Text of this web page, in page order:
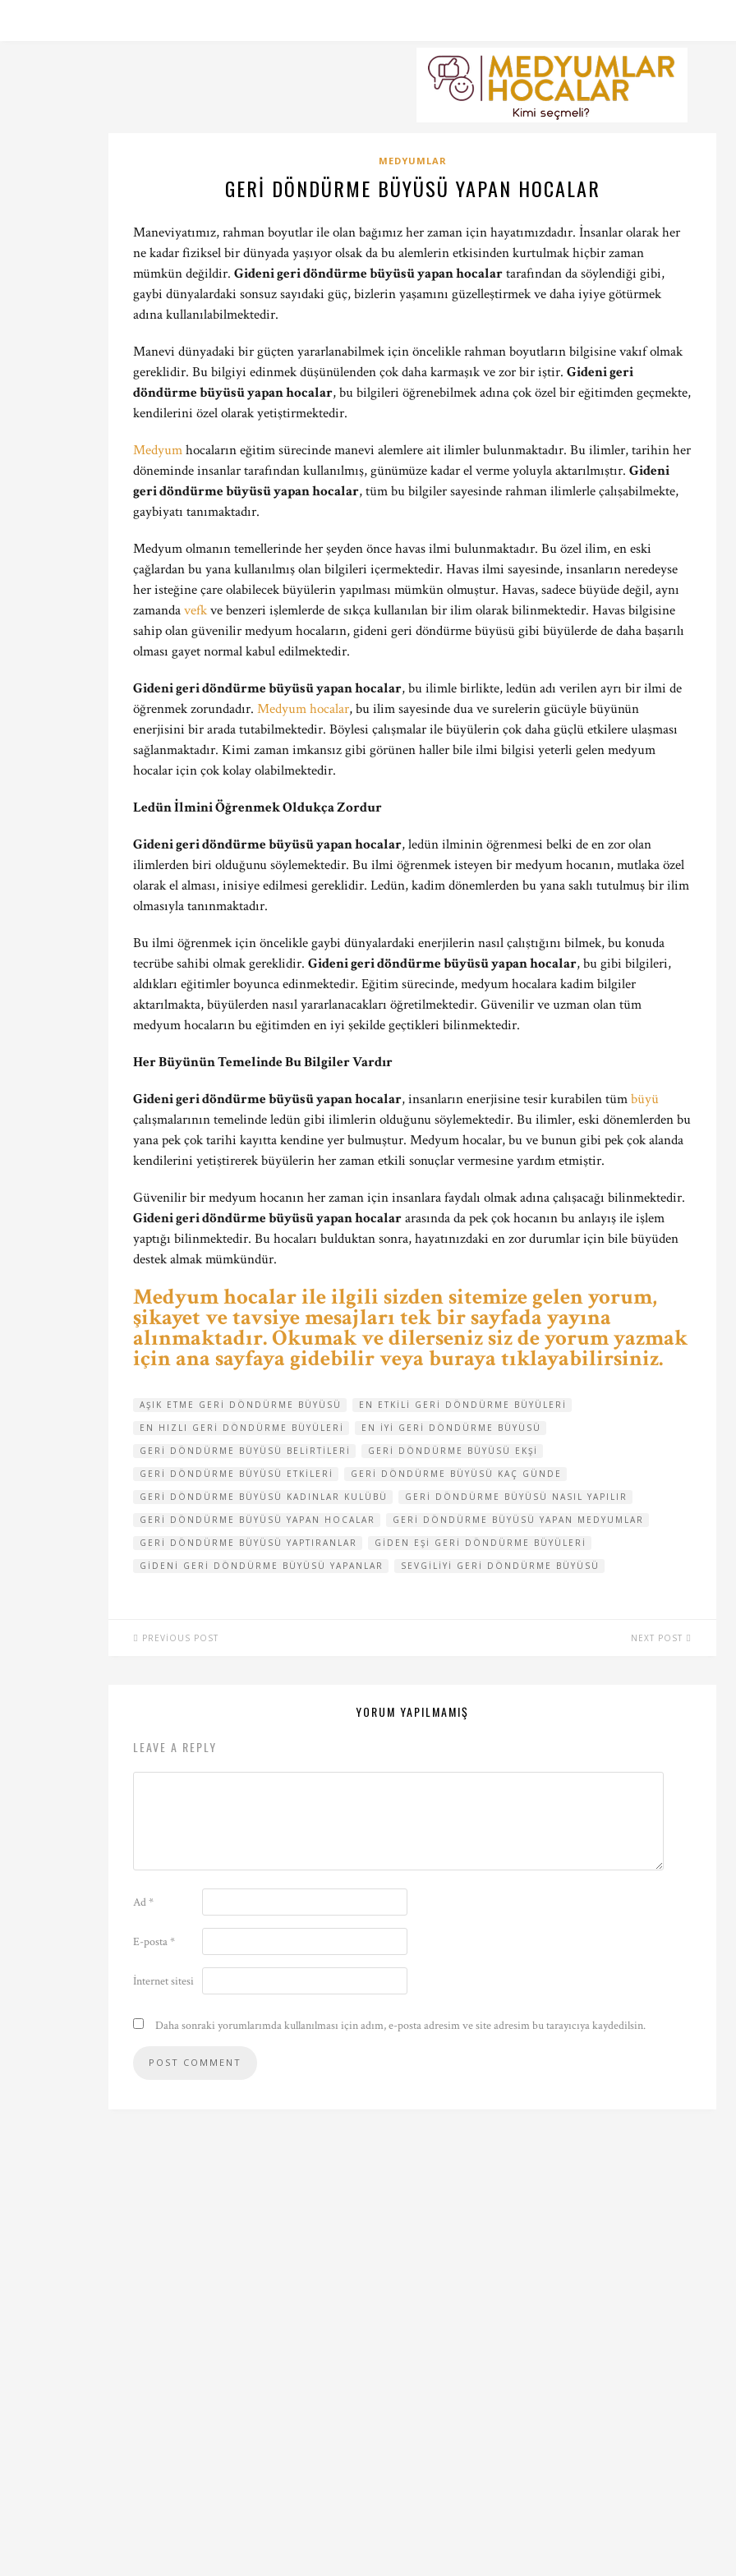
MEDYUMLAR
GERI DÖNDÜRME BÜYÜSÜ YAPAN HOCALAR
Maneviyatımız, rahman boyutlar ile olan bağımız her zaman için hayatımızdadır. İnsanlar olarak her
ne kadar fiziksel bir dünyada yaşıyor olsak da bu alemlerin etkisinden kurtulmak hiçbir zaman
mümkün değildir. Gideni geri döndürme büyüsü yapan hocalartarafından da söylendiği gibi,
gaybi dünyalardaki sonsuz sayıdaki güç, bizlerin yaşamını güzelleştirmek ve daha iyiye götürmek
adına kullanılabilmektedir.
Manevi dünyadaki bir güçten yararlanabilmek için öncelikle rahman boyutların bilgisine vakıf olmak
gereklidir. Bu bilgiyi edinmek düşünülenden çok daha karmaşık ve zor bir iştir. Gideni geri
döndürme büyüsü yapan hocalar, bu bilgileri öğrenebilmek adına çok özel bir eğitimden geçmekte,
kendilerini özel olarak yetiştirmektedir.
Medyumhocaların eğitim sürecinde manevi alemlere ait ilimler bulunmaktadır. Bu ilimler, tarihin her
döneminde insanlar tarafından kullanılmış, günümüze kadar el verme yoluyla aktarılmıştır. Gideni
geri döndürme büyüsü yapan hocalar, tüm bu bilgiler sayesinde rahman ilimlerle çalışabilmekte,
gaybiyatı tanımaktadır.
Medyum olmanın temellerinde her şeyden önce havas ilmi bulunmaktadır. Bu özel ilim, en eski
çağlardan bu yana kullanılmış olan bilgileri içermektedir. Havas ilmi sayesinde, insanların neredeyse
her isteğine çare olabilecek büyülerin yapılması mümkün olmuştur. Havas, sadece büyüde değil, aynı
zamandavefkve benzeri işlemlerde de sıkça kullanılan bir ilim olarak bilinmektedir. Havas bilgisine
sahip olan güvenilir medyum hocaların, gideni geri döndürme büyüsü gibi büyülerde de daha başarılı
olması gayet normal kabul edilmektedir.
Gideni geri döndürme büyüsü yapan hocalar, bu ilimle birlikte, ledün adı verilen ayrı bir ilmi de
öğrenmek zorundadır. Medyum hocalar, bu ilim sayesinde dua ve surelerin gücüyle büyünün
enerjisini bir arada tutabilmektedir. Böylesi çalışmalar ile büyülerin çok daha güçlü etkilere ulaşması
sağlanmaktadır. Kimi zaman imkansız gibi görünen haller bile ilmi bilgisi yeterli gelen medyum
hocalar için çok kolay olabilmektedir.
Ledün İlmini Öğrenmek Oldukça Zordur
Gideni geri döndürme büyüsü yapan hocalar, ledün ilminin öğrenmesi belki de en zor olan
ilimlerden biri olduğunu söylemektedir. Bu ilmi öğrenmek isteyen bir medyum hocanın, mutlaka özel
olarak el alması, inisiye edilmesi gereklidir. Ledün, kadim dönemlerden bu yana saklı tutulmuş bir ilim
olmasıyla tanınmaktadır.
Bu ilmi öğrenmek için öncelikle gaybi dünyalardaki enerjilerin nasıl çalıştığını bilmek, bu konuda
tecrübe sahibi olmak gereklidir. Gideni geri döndürme büyüsü yapan hocalar, bu gibi bilgileri,
aldıkları eğitimler boyunca edinmektedir. Eğitim sürecinde, medyum hocalara kadim bilgiler
aktarılmakta, büyülerden nasıl yararlanacakları öğretilmektedir. Güvenilir ve uzman olan tüm
medyum hocaların bu eğitimden en iyi şekilde geçtikleri bilinmektedir.
Her Büyünün Temelinde Bu Bilgiler Vardır
Gideni geri döndürme büyüsü yapan hocalar, insanların enerjisine tesir kurabilen tümbüyü
çalışmalarının temelinde ledün gibi ilimlerin olduğunu söylemektedir. Bu ilimler, eski dönemlerden bu
yana pek çok tarihi kayıtta kendine yer bulmuştur. Medyum hocalar, bu ve bunun gibi pek çok alanda
kendilerini yetiştirerek büyülerin her zaman etkili sonuçlar vermesine yardım etmiştir.
Güvenilir bir medyum hocanın her zaman için insanlara faydalı olmak adına çalışacağı bilinmektedir.
Gideni geri döndürme büyüsü yapan hocalararasında da pek çok hocanın bu anlayış ile işlem
yaptığı bilinmektedir. Bu hocaları bulduktan sonra, hayatınızdaki en zor durumlar için bile büyüden
destek almak mümkündür.
Medyum hocalar ile ilgili sizden sitemize gelen yorum,
şikayet ve tavsiye mesajları tek bir sayfada yayına
alınmaktadır. Okumak ve dilerseniz siz de yorum yazmak
için ana sayfaya gidebilir veya buraya tıklayabilirsiniz.
AŞIK ETME GERI DÖNDÜRME BÜYÜSÜ
EN ETKILI GERI DÖNDÜRME BÜYÜLERI
EN HIZLI GERI DÖNDÜRME BÜYÜLERI
EN IYI GERI DÖNDÜRME BÜYÜSÜ
GERI DÖNDÜRME BÜYÜSÜ BELIRTILERI
GERI DÖNDÜRME BÜYÜSÜ EKŞI
GERI DÖNDÜRME BÜYÜSÜ ETKILERI
GERI DÖNDÜRME BÜYÜSÜ KAÇ GÜNDE
GERI DÖNDÜRME BÜYÜSÜ KADINLAR KULÜBÜ
GERI DÖNDÜRME BÜYÜSÜ NASIL YAPILIR
GERI DÖNDÜRME BÜYÜSÜ YAPAN HOCALAR
GERI DÖNDÜRME BÜYÜSÜ YAPAN MEDYUMLAR
GERI DÖNDÜRME BÜYÜSÜ YAPTIRANLAR
GIDEN EŞI GERI DÖNDÜRME BÜYÜLERI
GIDENI GERI DÖNDÜRME BÜYÜSÜ YAPANLAR
SEVGILIYI GERI DÖNDÜRME BÜYÜSÜ
PREVIOUS POST NEXT POST
YORUM YAPILMAMIŞ
LEAVE A REPLY
Ad*
E-posta*
İnternet sitesi
Daha sonraki yorumlarımda kullanılması için adım, e-posta adresim ve site adresim bu tarayıcıya kaydedilsin.